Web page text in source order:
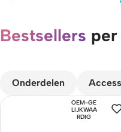
Bestsellers
Onderdelen
OEM-GE
LIJKWAA
RDIG